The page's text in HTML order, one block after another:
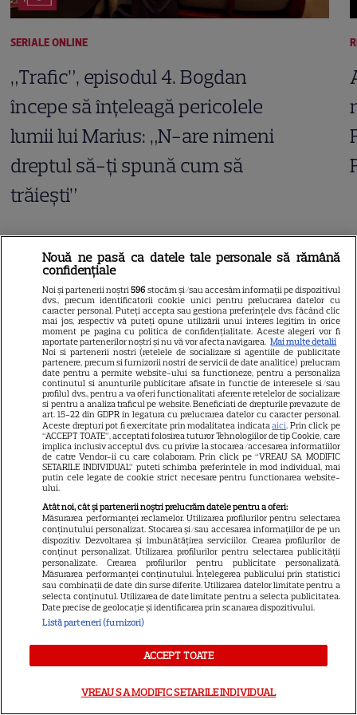
SERIALE ONLINE
„Trafic”, episodul 4. Bogdan
începe să înțeleagă pericolele
lumii lui Marius: „N-are nimeni
dreptul să-ți spună cum să
trăiești”
ARTICOLE PARTENERI
Horoscop 4 august 2026.
Capricornilor le este greu să
aibă răbdare într-un context
atât de dinamic, dar ei știu că
nu se poate altfel
Cine poate retrage banii din
contul unei persoane
decedate
Cum coci vinetele la bloc, fără
să umpli casa de fum
Nouă ne pasă ca datele tale personale să rămână
confidențiale
Noi și partenerii noștri596 stocăm și/sau accesăm informații pe dispozitivul
dvs., precum identificatorii cookie unici pentru prelucrarea datelor cu
caracter personal. Puteți accepta sau gestiona preferințele dvs. făcând clic
mai jos, respectiv vă puteți opune utilizării unui interes legitim în orice
moment pe pagina cu politica de confidențialitate. Aceste alegeri vor fi
raportate partenerilor noștri și nu vă vor afecta navigarea. Mai multe detalii
Noi si partenerii nostri (retelele de socializare si agentiile de publicitate
partenere, precum si furnizorii nostri de servicii de date analitice) prelucram
date pentru a permite website-ului sa functioneze, pentru a personaliza
continutul si anunturile publicitare afisate in functie de interesele si/sau
profilul dvs., pentru a va oferi functionalitati aferente retelelor de socializare
si pentru a analiza traficul pe website. Beneficiati de drepturile prevazute de
art. 15-22 din GDPR in legatura cu prelucrarea datelor cu caracter personal.
Aceste drepturi pot fi exercitate prin modalitatea indicataaici. Prin click pe
“ACCEPT TOATE”, acceptati folosirea tuturor Tehnologiilor de tip Cookie, care
implica inclusiv acceptul dvs. cu privire la stocarea/accesarea informatiilor
de catre Vendor-ii cu care colaboram. Prin click pe “VREAU SA MODIFIC
SETARILE INDIVIDUAL” puteti schimba preferintele in mod individual, mai
putin cele legate de cookie strict necesare pentru functionarea website-
ului.
Atât noi, cât și partenerii noștri prelucrăm datele pentru a oferi:
Măsurarea performanței reclamelor. Utilizarea profilurilor pentru selectarea
conținutului personalizat. Stocarea și/sau accesarea informațiilor de pe un
dispozitiv. Dezvoltarea și îmbunătățirea serviciilor. Crearea profilurilor de
conținut personalizat. Utilizarea profilurilor pentru selectarea publicității
personalizate. Crearea profilurilor pentru publicitate personalizată.
Măsurarea performanței conținutului. Înțelegerea publicului prin statistici
sau combinații de date din surse diferite. Utilizarea datelor limitate pentru a
selecta conținutul. Utilizarea de date limitate pentru a selecta publicitatea.
Date precise de geolocație și identificarea prin scanarea dispozitivului.
Listă parteneri (furnizori)
ACCEPT TOATE
VREAU SA MODIFIC SETARILE INDIVIDUAL